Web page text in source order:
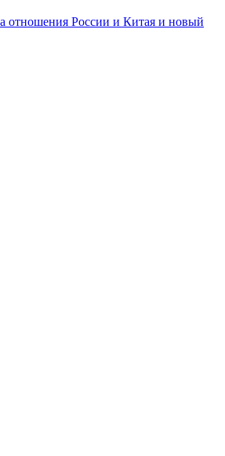
отношения России и Китая и новый